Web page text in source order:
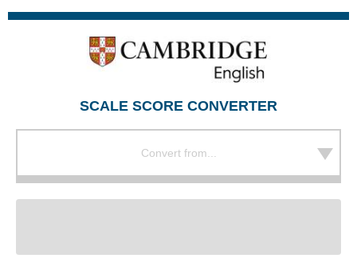
SCALE SCORE CONVERTER
Convert from...